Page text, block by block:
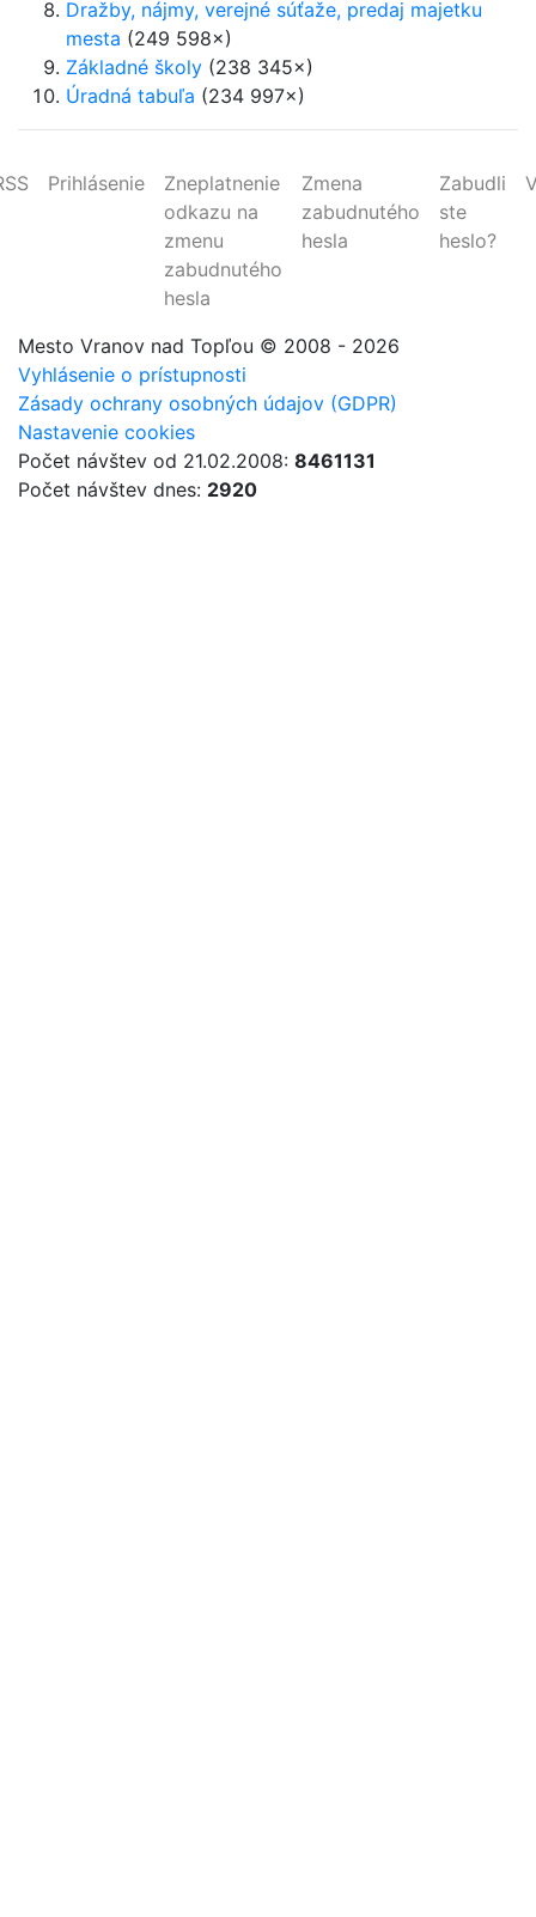
Dražby, nájmy, verejné súťaže, predaj majetku
mesta (249 598×)
Základné školy (238 345×)
Úradná tabuľa (234 997×)
Prihlásenie
Zneplatnenie
odkazu na
zmenu
zabudnutého
hesla
Zmena
zabudnutého
hesla
Zabudli
ste
heslo?
Mesto Vranov nad Topľou © 2008 - 2026
Vyhlásenie o prístupnosti
Zásady ochrany osobných údajov (GDPR)
Nastavenie cookies
Počet návštev od 21.02.2008: 8461131
Počet návštev dnes: 2920